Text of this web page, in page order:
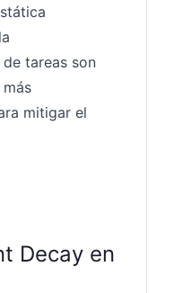
tareas son
mitigar el
Decay en